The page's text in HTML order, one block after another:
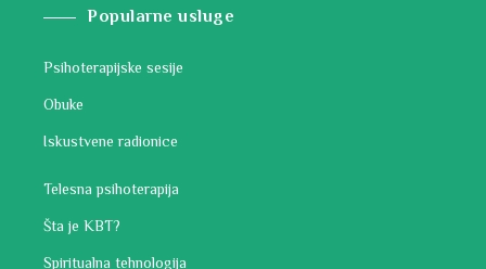
Popularne usluge
Psihoterapijske sesije
Obuke
Iskustvene radionice
Telesna psihoterapija
Šta je KBT?